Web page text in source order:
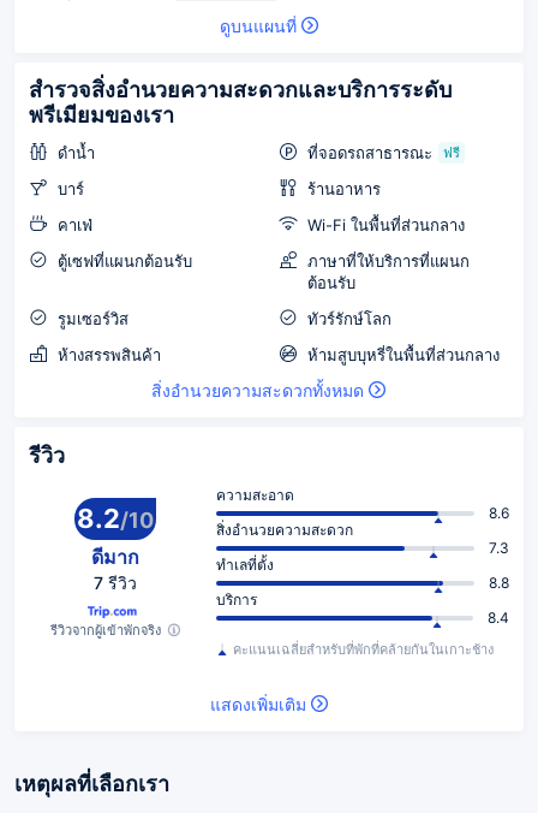
ดูบนแผนที่
สำรวจสิ่งอำนวยความสะดวกและบริการระดับ
พรีเมียมของเรา
ดำน้ำ ที่จอดรถสาธารณะ ฟรี
บาร์
ร้านอาหาร
คาเฟ่
Wi-Fi ในพื้นที่ส่วนกลาง
ตู้เซฟที่แผนกต้อนรับ
ภาษาที่ให้บริการที่แผนก
ต้อนรับ
รูมเซอร์วิส
ทัวร์รักษ์โลก
ห้างสรรพสินค้า
ห้ามสูบบุหรี่ในพื้นที่ส่วนกลาง
สิ่งอำนวยความสะดวกทั้งหมด
รีวิว
8.2/10
ดีมาก
7 รีวิว
รีวิวจากผู้เข้าพักจริง
ความสะอาด
8.6
สิ่งอำนวยความสะดวก
7.3
ทำเลที่ตั้ง
8.8
บริการ
8.4
คะแนนเฉลี่ยสำหรับที่พักที่คล้ายกันในเกาะช้าง
แสดงเพิ่มเติม
เหตุผลที่เลือกเรา